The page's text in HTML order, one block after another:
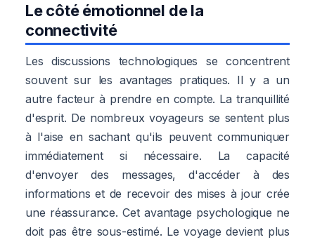
Le côté émotionnel de la
connectivité
Les discussions technologiques se concentrent
souvent sur les avantages pratiques. Il y a un
autre facteur à prendre en compte. La tranquillité
d'esprit. De nombreux voyageurs se sentent plus
à l'aise en sachant qu'ils peuvent communiquer
immédiatement si nécessaire. La capacité
d'envoyer des messages, d'accéder à des
informations et de recevoir des mises à jour crée
une réassurance. Cet avantage psychologique ne
doit pas être sous-estimé. Le voyage devient plus